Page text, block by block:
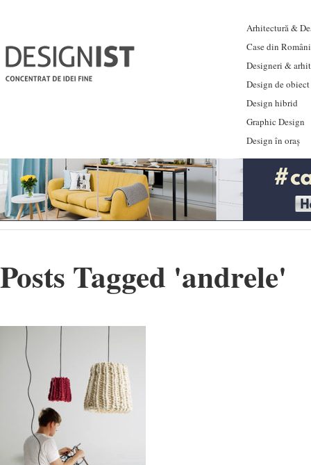
Arhitectură &
Case din
Designeri &
Design de obiect
Design hibrid
Graphic Design
Design în oraș
Posts Tagged 'andrele'